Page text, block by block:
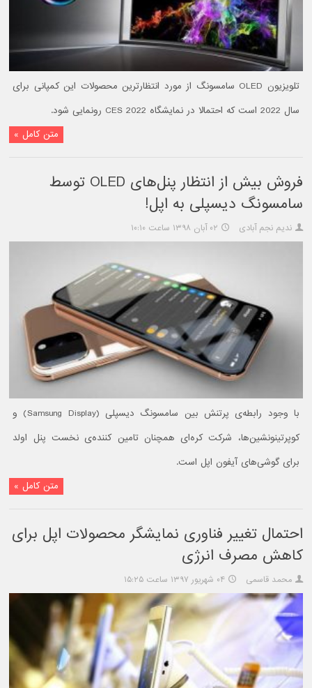
تلویزیون OLED سامسونگ از مورد انتظارترین محصولات این کمپانی برای
سال 2022 است که احتمالا در نمایشگاه CES 2022 رونمایی شود.
متن کامل »
فروش بیش از انتظار پنل‌های OLED توسط
سامسونگ دیسپلی به اپل!
ندیم نجم آبادی ۰۲ آبان ۱۳۹۸ ساعت ۱۰:۱۰
با وجود رابطه‌ی پرتنش بین سامسونگ دیسپلی (Samsung Display) و
کوپرتینونشین‌ها، شرکت کره‌ای همچنان تامین کننده‌ی نخست پنل اولد
برای گوشی‌های آیفون اپل است.
متن کامل »
احتمال تغییر فناوری نمایشگر محصولات اپل برای
کاهش مصرف انرژی
محمد قاسمی ۰۴ شهریور ۱۳۹۷ ساعت ۱۵:۲۵